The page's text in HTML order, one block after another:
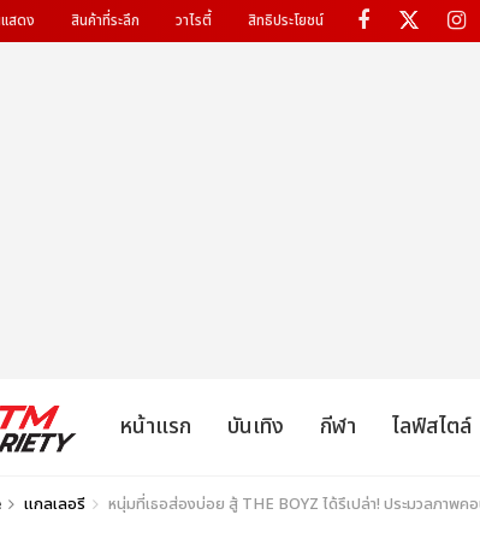
สดง สินค้าที่ระลึก วาไรตี้ สิทธิประโยชน์
หน้าแรก บันเทิง กีฬา ไลฟ์สไตล์
แกลเลอรี หนุ่มที่เธอส่องบ่อย สู้ THE BOYZ ได้รึเปล่า! ประมวลภาพ